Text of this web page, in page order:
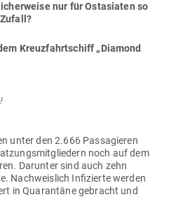
nur für Ost­asiaten so
Kreuz­fahrt­schiff „Diamond
unter den 2.666 Pas­sa­gieren
noch auf dem
Dar­unter sind auch zehn
Nach­weislich Infi­zierte werden
in Qua­rantäne gebracht und